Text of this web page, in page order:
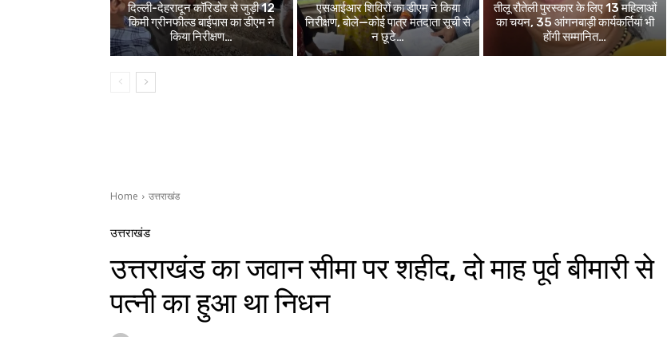
दिल्ली-देहरादून कॉरिडोर से जुड़ी 12
किमी ग्रीनफील्ड बाईपास का डीएम ने
किया निरीक्षण…
एसआईआर शिविरों का डीएम ने किया
निरीक्षण, बोले—कोई पात्र मतदाता सूची से
न छूटे…
तीलू रौतेली पुरस्कार के लिए 13 महिलाओं
का चयन, 35 आंगनबाड़ी कार्यकर्तियां भी
होंगी सम्मानित…